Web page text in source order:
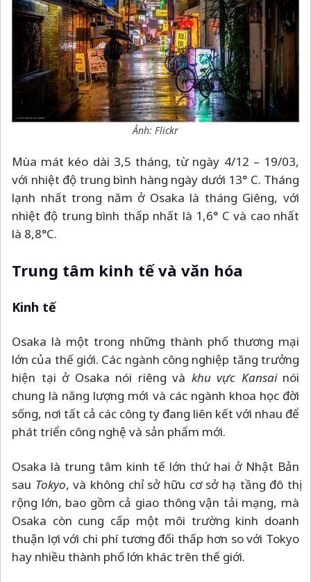
Ảnh: Flickr
Mùa mát kéo dài 3,5 tháng, từ ngày 4/12 – 19/03,
với nhiệt độ trung bình hàng ngày dưới 13° C. Tháng
lạnh nhất trong năm ở Osaka là tháng Giêng, với
nhiệt độ trung bình thấp nhất là 1,6° C và cao nhất
là 8,8°C.
Trung tâm kinh tế và văn hóa
Kinh tế
Osaka là một trong những thành phố thương mại
lớn của thế giới. Các ngành công nghiệp tăng trưởng
hiện tại ở Osaka nói riêng và khu vực Kansainói
chung là năng lượng mới và các ngành khoa học đời
sống, nơi tất cả các công ty đang liên kết với nhau để
phát triển công nghệ và sản phẩm mới.
Osaka là trung tâm kinh tế lớn thứ hai ở Nhật Bản
sau Tokyo, và không chỉ sở hữu cơ sở hạ tầng đô thị
rộng lớn, bao gồm cả giao thông vận tải mạng, mà
Osaka còn cung cấp một môi trường kinh doanh
thuận lợi với chi phí tương đối thấp hơn so với Tokyo
hay nhiều thành phố lớn khác trên thế giới.